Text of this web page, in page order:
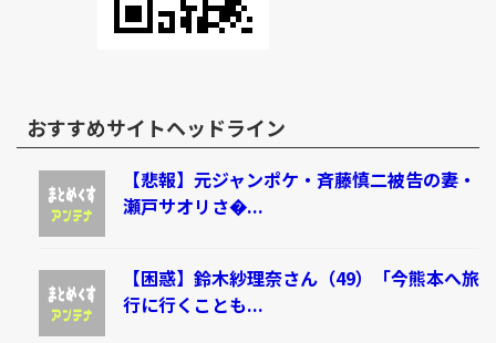
おすすめサイトヘッドライン
【悲報】元ジャンポケ・斉藤慎二被告の妻・
瀬戸サオリさ�...
【困惑】鈴木紗理奈さん（49）「今熊本へ旅
行に行くことも...